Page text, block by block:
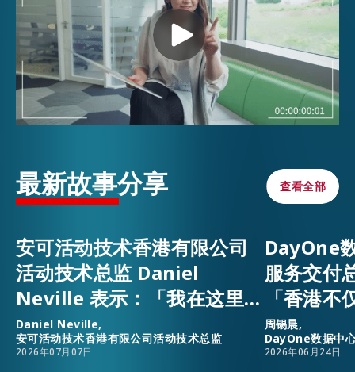
最新故事分享 查看全部
查看全部
安可活动技术香港有限公司
活动技术总监 Daniel
Neville 表示：「我在这里，
因为香港是全球人才、资源
与事业发展机遇的汇聚之
Daniel Neville,
安可活动技术香港有限公司活动技术总监
2026年07月07日
DayOne
服务交付
「香港
升，还为
安乐窝。
周锡晨,
DayOne数据中
2026年06月24日